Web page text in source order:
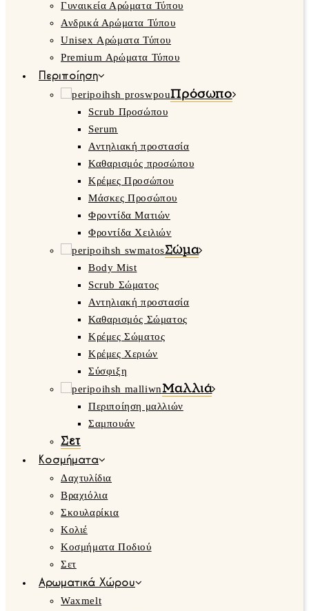
Γυναικεία Αρώματα Τύπου
Ανδρικά Αρώματα Τύπου
Unisex Αρώματα Τύπου
Premium Αρώματα Τύπου
Περιποίηση
Πρόσωπο
Scrub Προσώπου
Serum
Αντηλιακή προστασία
Καθαρισμός προσώπου
Κρέμες Προσώπου
Μάσκες Προσώπου
Φροντίδα Ματιών
Φροντίδα Χειλιών
Σώμα
Body Mist
Scrub Σώματος
Αντηλιακή προστασία
Καθαρισμός Σώματος
Κρέμες Σώματος
Κρέμες Χεριών
Σύσφιξη
Μαλλιά
Περιποίηση μαλλιών
Σαμπουάν
Σετ
Κοσμήματα
Δαχτυλίδια
Βραχιόλια
Σκουλαρίκια
Κολιέ
Κοσμήματα Ποδιού
Σετ
Αρωματικά Χώρου
Waxmelt